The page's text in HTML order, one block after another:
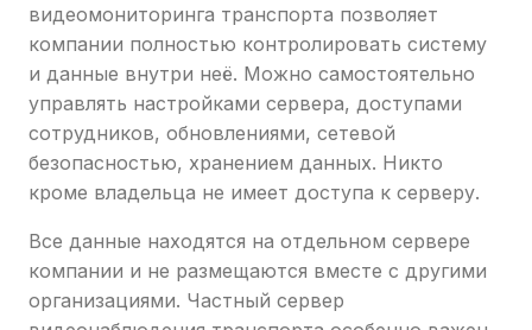
видеомониторинга транспорта позволяет
компании полностью контролировать систему
и данные внутри неё. Можно самостоятельно
управлять настройками сервера, доступами
сотрудников, обновлениями, сетевой
безопасностью, хранением данных. Никто
кроме владельца не имеет доступа к серверу.
Все данные находятся на отдельном сервере
компании и не размещаются вместе с другими
организациями. Частный сервер